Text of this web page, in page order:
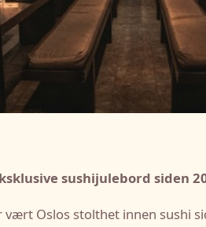
sushijulebord siden
vært Oslos stolthet innen sushi